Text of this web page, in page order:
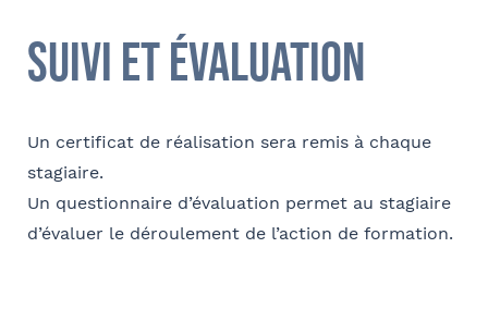
suivi et évaluation
Un certificat de réalisation sera remis à chaque
stagiaire.
Un questionnaire d’évaluation permet au stagiaire
d’évaluer le déroulement de l’action de formation.